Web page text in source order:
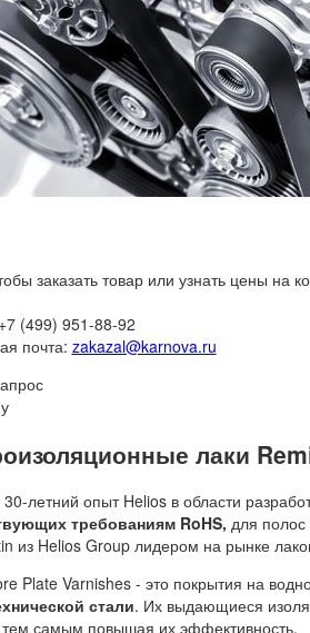
заказать товар или узнать цены
(499) 951-88-92
почта: zakazal@karnova.ru
лаки
летний опыт Helios в области
требованиям RoHS, для полос
из Helios Group лидером на рынке
Plate Varnishes - это покрытия на
стали. Их выдающиеся
тем самым повышая их эффективность.